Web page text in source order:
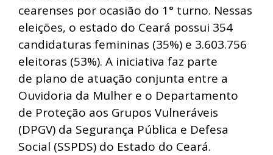
cearenses por ocasião do 1° turno. Nessas
eleições, o estado do Ceará possui 354
candidaturas femininas (35%) e 3.603.756
eleitoras (53%). A iniciativa faz parte
de plano de atuação conjunta entre a
Ouvidoria da Mulher e o Departamento
de Proteção aos Grupos Vulneráveis
(DPGV) da Segurança Pública e Defesa
Social (SSPDS) do Estado do Ceará.